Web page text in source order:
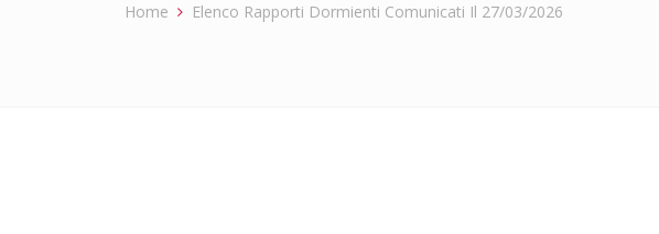
Home Elenco Rapporti Dormienti Comunicati Il 27/03/2026